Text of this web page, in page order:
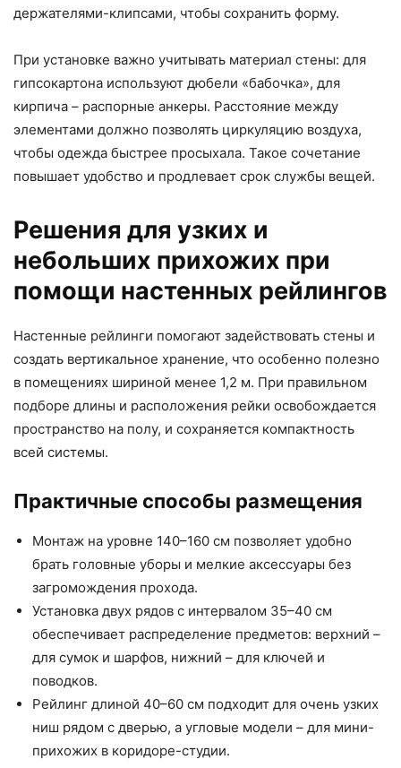
держателями-клипсами, чтобы сохранить форму.
При установке важно учитывать материал стены: для
гипсокартона используют дюбели «бабочка», для
кирпича – распорные анкеры. Расстояние между
элементами должно позволять циркуляцию воздуха,
чтобы одежда быстрее просыхала. Такое сочетание
повышает удобство и продлевает срок службы вещей.
Решения для узких и
небольших прихожих при
помощи настенных рейлингов
Настенные рейлинги помогают задействовать стены и
создать вертикальное хранение, что особенно полезно
в помещениях шириной менее 1,2 м. При правильном
подборе длины и расположения рейки освобождается
пространство на полу, и сохраняется компактность
всей системы.
Практичные способы размещения
Монтаж на уровне 140–160 см позволяет удобно
брать головные уборы и мелкие аксессуары без
загромождения прохода.
Установка двух рядов с интервалом 35–40 см
обеспечивает распределение предметов: верхний –
для сумок и шарфов, нижний – для ключей и
поводков.
Рейлинг длиной 40–60 см подходит для очень узких
ниш рядом с дверью, а угловые модели – для мини-
прихожих в коридоре-студии.